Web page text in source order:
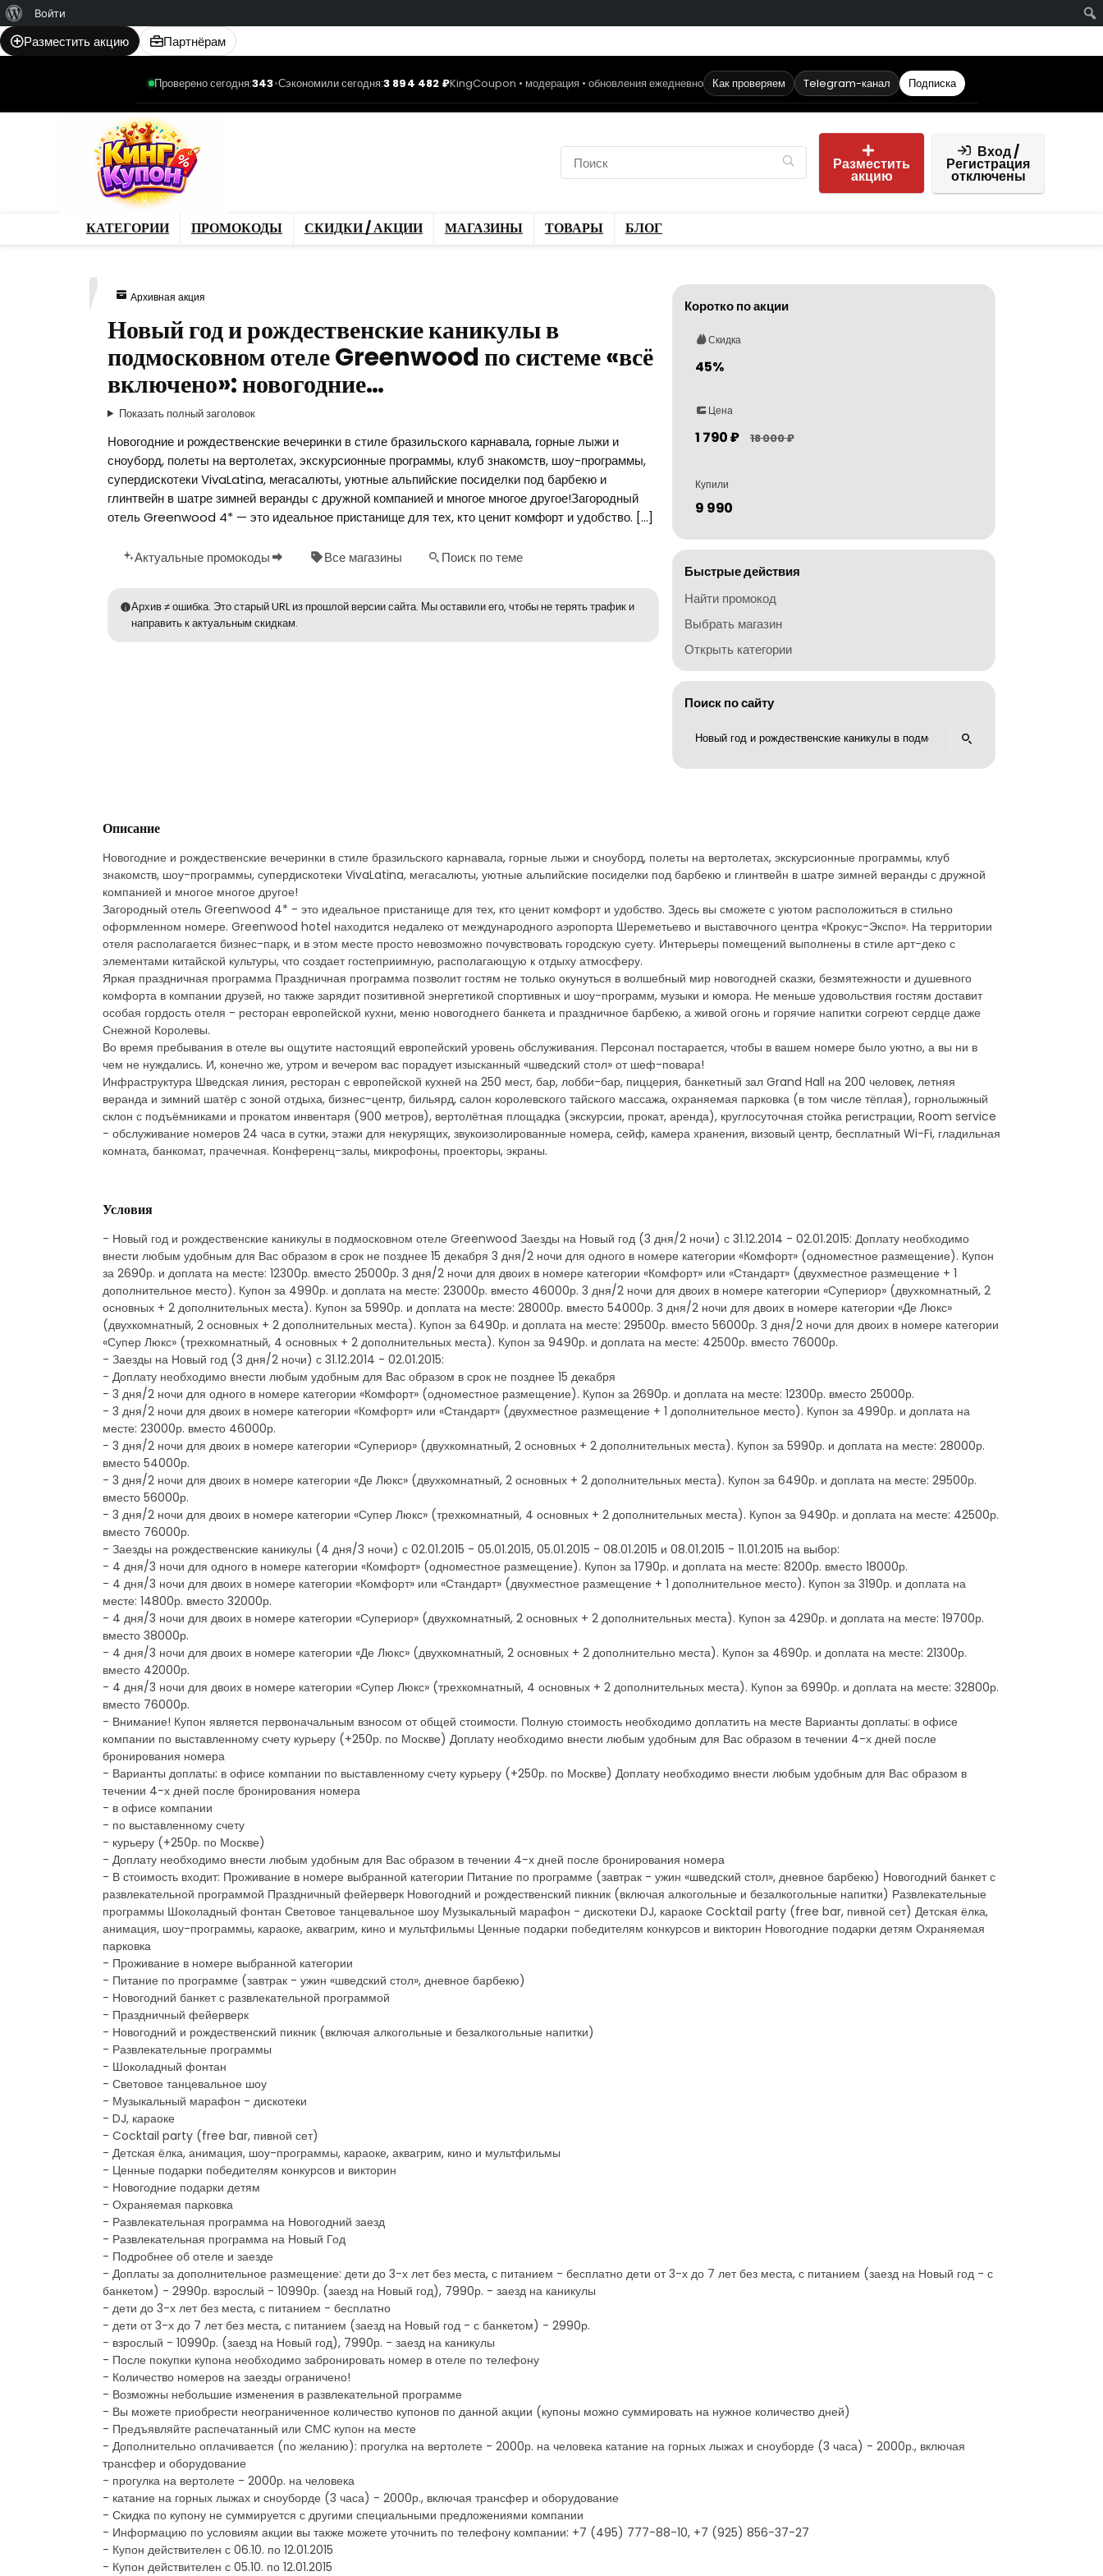
WordPress
Войти
Разместить акцию Партнёрам
Проверено сегодня:343•Сэкономили сегодня:3 894 482 ₽KingCoupon • модерация • обновления ежедневно Как проверяем Telegram-канал Подписка
Разместить
акцию
Вход /
Регистрация
отключены
КАТЕГОРИИ ПРОМОКОДЫ СКИДКИ / АКЦИИ МАГАЗИНЫ ТОВАРЫ БЛОГ
Архивная акция
Новый год и рождественские каникулы в
подмосковном отеле Greenwood по системе «всё
включено»: новогодние…
Показать полный заголовок
Новогодние и рождественские вечеринки в стиле бразильского карнавала, горные лыжи и
сноуборд, полеты на вертолетах, экскурсионные программы, клуб знакомств, шоу-программы,
супердискотеки VivaLatina, мегасалюты, уютные альпийские посиделки под барбекю и
глинтвейн в шатре зимней веранды с дружной компанией и многое многое другое!Загородный
отель Greenwood 4* — это идеальное пристанище для тех, кто ценит комфорт и удобство. […]
Актуальные промокоды Все магазины Поиск по теме
Архив ≠ ошибка. Это старый URL из прошлой версии сайта. Мы оставили его, чтобы не терять трафик и
направить к актуальным скидкам.
Коротко по акции
Скидка
45%
Цена
1 790 ₽ 18 000 ₽
Купили
9 990
Быстрые действия
Найти промокод
Выбрать магазин
Открыть категории
Поиск по сайту
Описание
Новогодние и рождественские вечеринки в стиле бразильского карнавала, горные лыжи и сноуборд, полеты на вертолетах, экскурсионные программы, клуб
знакомств, шоу-программы, супердискотеки VivaLatina, мегасалюты, уютные альпийские посиделки под барбекю и глинтвейн в шатре зимней веранды с дружной
компанией и многое многое другое!
Загородный отель Greenwood 4* - это идеальное пристанище для тех, кто ценит комфорт и удобство. Здесь вы сможете с уютом расположиться в стильно
оформленном номере. Greenwood hotel находится недалеко от международного аэропорта Шереметьево и выставочного центра «Крокус-Экспо». На территории
отеля располагается бизнес-парк, и в этом месте просто невозможно почувствовать городскую суету. Интерьеры помещений выполнены в стиле арт-деко с
элементами китайской культуры, что создает гостеприимную, располагающую к отдыху атмосферу.
Яркая праздничная программа Праздничная программа позволит гостям не только окунуться в волшебный мир новогодней сказки, безмятежности и душевного
комфорта в компании друзей, но также зарядит позитивной энергетикой спортивных и шоу-программ, музыки и юмора. Не меньше удовольствия гостям доставит
особая гордость отеля - ресторан европейской кухни, меню новогоднего банкета и праздничное барбекю, а живой огонь и горячие напитки согреют сердце даже
Снежной Королевы.
Во время пребывания в отеле вы ощутите настоящий европейский уровень обслуживания. Персонал постарается, чтобы в вашем номере было уютно, а вы ни в
чем не нуждались. И, конечно же, утром и вечером вас порадует изысканный «шведский стол» от шеф-повара!
Инфраструктура Шведская линия, ресторан с европейской кухней на 250 мест, бар, лобби-бар, пиццерия, банкетный зал Grand Hall на 200 человек, летняя
веранда и зимний шатёр с зоной отдыха, бизнес-центр, бильярд, салон королевского тайского массажа, охраняемая парковка (в том числе тёплая), горнолыжный
склон с подъёмниками и прокатом инвентаря (900 метров), вертолётная площадка (экскурсии, прокат, аренда), круглосуточная стойка регистрации, Room service
- обслуживание номеров 24 часа в сутки, этажи для некурящих, звукоизолированные номера, сейф, камера хранения, визовый центр, бесплатный Wi-Fi, гладильная
комната, банкомат, прачечная. Конференц-залы, микрофоны, проекторы, экраны.
Условия
- Новый год и рождественские каникулы в подмосковном отеле Greenwood Заезды на Новый год (3 дня/2 ночи) с 31.12.2014 - 02.01.2015: Доплату необходимо
внести любым удобным для Вас образом в срок не позднее 15 декабря 3 дня/2 ночи для одного в номере категории «Комфорт» (одноместное размещение). Купон
за 2690р. и доплата на месте: 12300р. вместо 25000р. 3 дня/2 ночи для двоих в номере категории «Комфорт» или «Стандарт» (двухместное размещение + 1
дополнительное место). Купон за 4990р. и доплата на месте: 23000р. вместо 46000р. 3 дня/2 ночи для двоих в номере категории «Супериор» (двухкомнатный, 2
основных + 2 дополнительных места). Купон за 5990р. и доплата на месте: 28000р. вместо 54000р. 3 дня/2 ночи для двоих в номере категории «Де Люкс»
(двухкомнатный, 2 основных + 2 дополнительных места). Купон за 6490р. и доплата на месте: 29500р. вместо 56000р. 3 дня/2 ночи для двоих в номере категории
«Супер Люкс» (трехкомнатный, 4 основных + 2 дополнительных места). Купон за 9490р. и доплата на месте: 42500р. вместо 76000р.
- Заезды на Новый год (3 дня/2 ночи) с 31.12.2014 - 02.01.2015:
- Доплату необходимо внести любым удобным для Вас образом в срок не позднее 15 декабря
- 3 дня/2 ночи для одного в номере категории «Комфорт» (одноместное размещение). Купон за 2690р. и доплата на месте: 12300р. вместо 25000р.
- 3 дня/2 ночи для двоих в номере категории «Комфорт» или «Стандарт» (двухместное размещение + 1 дополнительное место). Купон за 4990р. и доплата на
месте: 23000р. вместо 46000р.
- 3 дня/2 ночи для двоих в номере категории «Супериор» (двухкомнатный, 2 основных + 2 дополнительных места). Купон за 5990р. и доплата на месте: 28000р.
вместо 54000р.
- 3 дня/2 ночи для двоих в номере категории «Де Люкс» (двухкомнатный, 2 основных + 2 дополнительных места). Купон за 6490р. и доплата на месте: 29500р.
вместо 56000р.
- 3 дня/2 ночи для двоих в номере категории «Супер Люкс» (трехкомнатный, 4 основных + 2 дополнительных места). Купон за 9490р. и доплата на месте: 42500р.
вместо 76000р.
- Заезды на рождественские каникулы (4 дня/3 ночи) с 02.01.2015 - 05.01.2015, 05.01.2015 - 08.01.2015 и 08.01.2015 - 11.01.2015 на выбор:
- 4 дня/3 ночи для одного в номере категории «Комфорт» (одноместное размещение). Купон за 1790р. и доплата на месте: 8200р. вместо 18000р.
- 4 дня/3 ночи для двоих в номере категории «Комфорт» или «Стандарт» (двухместное размещение + 1 дополнительное место). Купон за 3190р. и доплата на
месте: 14800р. вместо 32000р.
- 4 дня/3 ночи для двоих в номере категории «Супериор» (двухкомнатный, 2 основных + 2 дополнительных места). Купон за 4290р. и доплата на месте: 19700р.
вместо 38000р.
- 4 дня/3 ночи для двоих в номере категории «Де Люкс» (двухкомнатный, 2 основных + 2 дополнительно места). Купон за 4690р. и доплата на месте: 21300р.
вместо 42000р.
- 4 дня/3 ночи для двоих в номере категории «Супер Люкс» (трехкомнатный, 4 основных + 2 дополнительных места). Купон за 6990р. и доплата на месте: 32800р.
вместо 76000р.
- Внимание! Купон является первоначальным взносом от общей стоимости. Полную стоимость необходимо доплатить на месте Варианты доплаты: в офисе
компании по выставленному счету курьеру (+250р. по Москве) Доплату необходимо внести любым удобным для Вас образом в течении 4-х дней после
бронирования номера
- Варианты доплаты: в офисе компании по выставленному счету курьеру (+250р. по Москве) Доплату необходимо внести любым удобным для Вас образом в
течении 4-х дней после бронирования номера
- в офисе компании
- по выставленному счету
- курьеру (+250р. по Москве)
- Доплату необходимо внести любым удобным для Вас образом в течении 4-х дней после бронирования номера
- В стоимость входит: Проживание в номере выбранной категории Питание по программе (завтрак - ужин «шведский стол», дневное барбекю) Новогодний банкет с
развлекательной программой Праздничный фейерверк Новогодний и рождественский пикник (включая алкогольные и безалкогольные напитки) Развлекательные
программы Шоколадный фонтан Световое танцевальное шоу Музыкальный марафон - дискотеки DJ, караоке Cocktail party (free bar, пивной сет) Детская ёлка,
анимация, шоу-программы, караоке, аквагрим, кино и мультфильмы Ценные подарки победителям конкурсов и викторин Новогодние подарки детям Охраняемая
парковка
- Проживание в номере выбранной категории
- Питание по программе (завтрак - ужин «шведский стол», дневное барбекю)
- Новогодний банкет с развлекательной программой
- Праздничный фейерверк
- Новогодний и рождественский пикник (включая алкогольные и безалкогольные напитки)
- Развлекательные программы
- Шоколадный фонтан
- Световое танцевальное шоу
- Музыкальный марафон - дискотеки
- DJ, караоке
- Cocktail party (free bar, пивной сет)
- Детская ёлка, анимация, шоу-программы, караоке, аквагрим, кино и мультфильмы
- Ценные подарки победителям конкурсов и викторин
- Новогодние подарки детям
- Охраняемая парковка
- Развлекательная программа на Новогодний заезд
- Развлекательная программа на Новый Год
- Подробнее об отеле и заезде
- Доплаты за дополнительное размещение: дети до 3-х лет без места, с питанием - бесплатно дети от 3-х до 7 лет без места, с питанием (заезд на Новый год - с
банкетом) - 2990р. взрослый - 10990р. (заезд на Новый год), 7990р. - заезд на каникулы
- дети до 3-х лет без места, с питанием - бесплатно
- дети от 3-х до 7 лет без места, с питанием (заезд на Новый год - с банкетом) - 2990р.
- взрослый - 10990р. (заезд на Новый год), 7990р. - заезд на каникулы
- После покупки купона необходимо забронировать номер в отеле по телефону
- Количество номеров на заезды ограничено!
- Возможны небольшие изменения в развлекательной программе
- Вы можете приобрести неограниченное количество купонов по данной акции (купоны можно суммировать на нужное количество дней)
- Предъявляйте распечатанный или СМС купон на месте
- Дополнительно оплачивается (по желанию): прогулка на вертолете - 2000р. на человека катание на горных лыжах и сноуборде (3 часа) - 2000р., включая
трансфер и оборудование
- прогулка на вертолете - 2000р. на человека
- катание на горных лыжах и сноуборде (3 часа) - 2000р., включая трансфер и оборудование
- Скидка по купону не суммируется с другими специальными предложениями компании
- Информацию по условиям акции вы также можете уточнить по телефону компании: +7 (495) 777-88-10, +7 (925) 856-37-27
- Купон действителен с 06.10. по 12.01.2015
- Купон действителен с 05.10. по 12.01.2015